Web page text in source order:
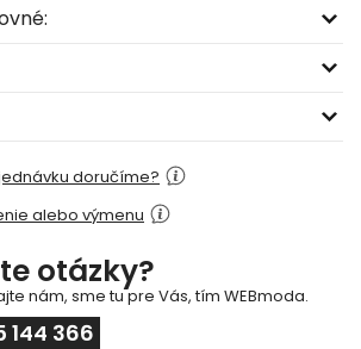
doručíme?
alebo výmenu
otázky?
nám, sme tu pre Vás, tím WEBmoda.
144 366